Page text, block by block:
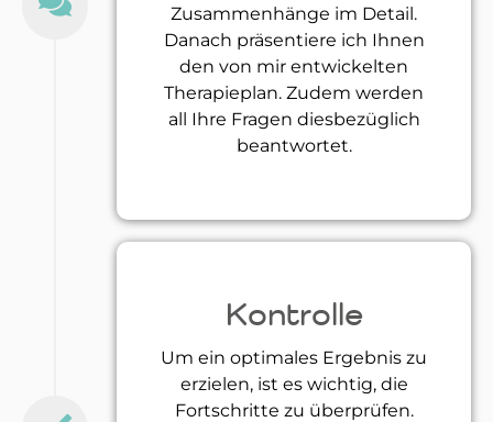
Zusammenhänge im Detail.
Danach präsentiere ich Ihnen
den von mir entwickelten
Therapieplan. Zudem werden
all Ihre Fragen diesbezüglich
beantwortet.
Kontrolle
Um ein optimales Ergebnis zu
erzielen, ist es wichtig, die
Fortschritte zu überprüfen.